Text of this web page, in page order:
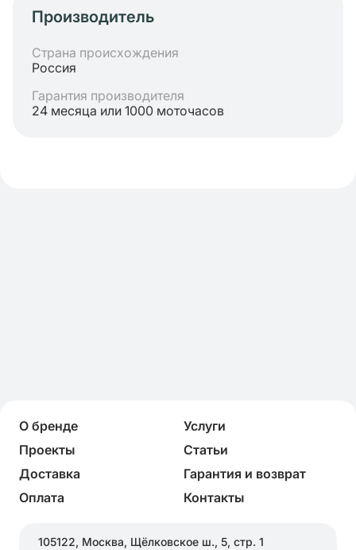
Производитель
Страна происхождения
Россия
Гарантия производителя
24 месяца или 1000 моточасов
О бренде
Услуги
Проекты
Статьи
Доставка
Гарантия и возврат
Оплата
Контакты
105122, Москва, Щёлковское ш., 5, стр. 1